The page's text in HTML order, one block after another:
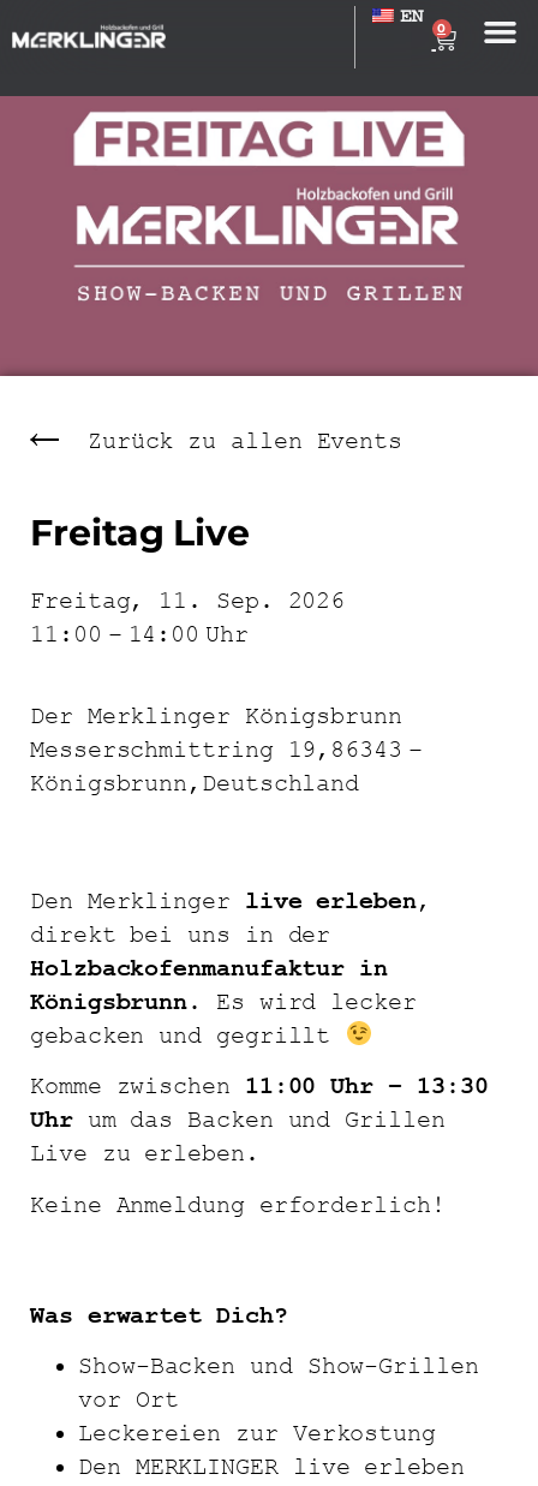
0
EN
Zurück zu allen Events
Freitag Live
Freitag, 11. Sep. 2026
11:00 – 14:00 Uhr
Der Merklinger Königsbrunn
Messerschmittring 19, 86343 –
Königsbrunn, Deutschland
Den Merklinger live erleben,
direkt bei uns in der
Holzbackofenmanufaktur in
Königsbrunn. Es wird lecker
gebacken und gegrillt
Komme zwischen 11:00 Uhr – 13:30
Uhrum das Backen und Grillen
Live zu erleben.
Keine Anmeldung erforderlich!
Was erwartet Dich?
Show-Backen und Show-Grillen
vor Ort
Leckereien zur Verkostung
Den MERKLINGER live erleben